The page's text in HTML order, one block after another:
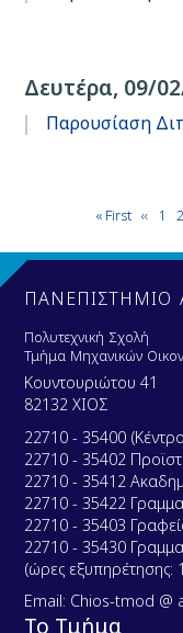
Δευτέρα, 09/
Παρουσίαση
PaginationFirst
« First ‹‹ 1 2
ΠΑΝΕΠΙΣΤΗΜΙΟ
Πολυτεχνική Σχολή
Τμήμα Μηχανικών
Κουντουριώτου 41
82132 ΧΙΟΣ
22710 - 35400
22710 - 35402
22710 - 35412
22710 - 35422
22710 - 35403
22710 - 35430
(ώρες εξυπηρέτησης:
Email: Chios-tmod @
Το Τμήμα